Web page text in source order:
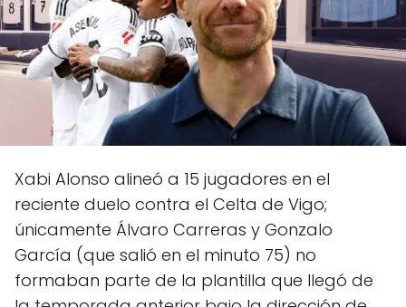
Xabi Alonso alineó a 15 jugadores en el
reciente duelo contra el Celta de Vigo;
únicamente Álvaro Carreras y Gonzalo
García (que salió en el minuto 75) no
formaban parte de la plantilla que llegó de